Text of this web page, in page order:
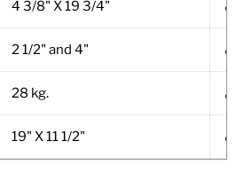
4 3/8" X 19 3/4"
2 1/2" and 4"
28 kg.
19" X 11 1/2"